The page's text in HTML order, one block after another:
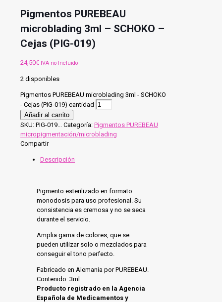
Pigmentos PUREBEAU
microblading 3ml – SCHOKO –
Cejas (PIG-019)
24,50€ IVA no Incluido
2 disponibles
Pigmentos PUREBEAU microblading 3ml - SCHOKO
- Cejas (PIG-019) cantidad
Añadir al carrito
SKU: PIG-019... Categoría: Pigmentos PUREBEAU
micropigmentación/microblading
Compartir
Descripción
Pigmento esterilizado en formato
monodosis para uso profesional. Su
consistencia es cremosa y no se seca
durante el servicio.
Amplia gama de colores, que se
pueden utilizar solo o mezclados para
conseguir el tono perfecto.
Fabricado en Alemania por PUREBEAU.
Contenido: 3ml
Producto registrado en la Agencia
Española de Medicamentos y